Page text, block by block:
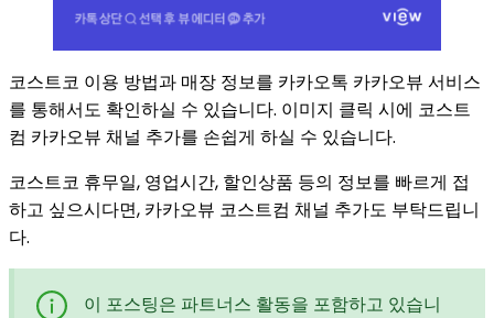
코스트코 이용 방법과 매장 정보를 카카오톡 카카오뷰 서비스
를 통해서도 확인하실 수 있습니다. 이미지 클릭 시에 코스트
컴 카카오뷰 채널 추가를 손쉽게 하실 수 있습니다.
코스트코 휴무일, 영업시간, 할인상품 등의 정보를 빠르게 접
하고 싶으시다면, 카카오뷰 코스트컴 채널 추가도 부탁드립니
다.
이 포스팅은 파트너스 활동을 포함하고 있습니